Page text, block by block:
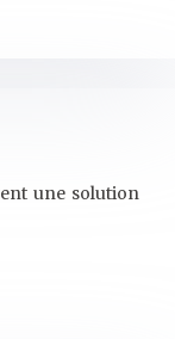
une solution